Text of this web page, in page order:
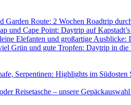
Garden Route: 2 Wochen Roadtrip
und Cape Point: Daytrip auf
Elefanten und großartige
Grün und gute Tropfen: Daytrip in
Serpentinen: Highlights im Südosten
Reisetasche – unsere